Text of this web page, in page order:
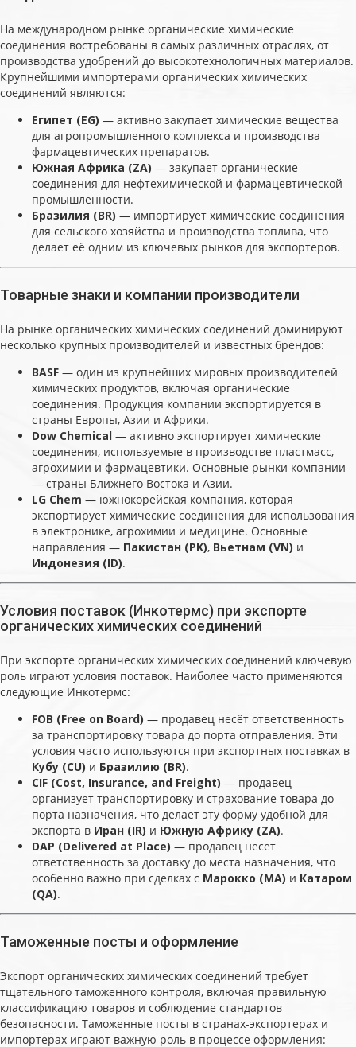
На международном рынке органические химические
соединения востребованы в самых различных отраслях, от
производства удобрений до высокотехнологичных материалов.
Крупнейшими импортерами органических химических
соединений являются:
Египет (EG) — активно закупает химические вещества
для агропромышленного комплекса и производства
фармацевтических препаратов.
Южная Африка (ZA) — закупает органические
соединения для нефтехимической и фармацевтической
промышленности.
Бразилия (BR) — импортирует химические соединения
для сельского хозяйства и производства топлива, что
делает её одним из ключевых рынков для экспортеров.
Товарные знаки и компании производители
На рынке органических химических соединений доминируют
несколько крупных производителей и известных брендов:
BASF — один из крупнейших мировых производителей
химических продуктов, включая органические
соединения. Продукция компании экспортируется в
страны Европы, Азии и Африки.
Dow Chemical — активно экспортирует химические
соединения, используемые в производстве пластмасс,
агрохимии и фармацевтики. Основные рынки компании
— страны Ближнего Востока и Азии.
LG Chem — южнокорейская компания, которая
экспортирует химические соединения для использования
в электронике, агрохимии и медицине. Основные
направления — Пакистан (PK), Вьетнам (VN) и
Индонезия (ID).
Условия поставок (Инкотермс) при экспорте
органических химических соединений
При экспорте органических химических соединений ключевую
роль играют условия поставок. Наиболее часто применяются
следующие Инкотермс:
FOB (Free on Board) — продавец несёт ответственность
за транспортировку товара до порта отправления. Эти
условия часто используются при экспортных поставках в
Кубу (CU) и Бразилию (BR).
CIF (Cost, Insurance, and Freight) — продавец
организует транспортировку и страхование товара до
порта назначения, что делает эту форму удобной для
экспорта в Иран (IR) и Южную Африку (ZA).
DAP (Delivered at Place) — продавец несёт
ответственность за доставку до места назначения, что
особенно важно при сделках с Марокко (MA) и Катаром
(QA).
Таможенные посты и оформление
Экспорт органических химических соединений требует
тщательного таможенного контроля, включая правильную
классификацию товаров и соблюдение стандартов
безопасности. Таможенные посты в странах-экспортерах и
импортерах играют важную роль в процессе оформления: